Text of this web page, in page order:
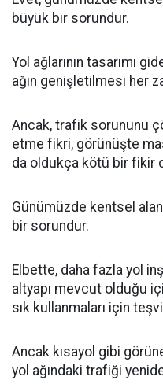
büyük bir sorundur.
Yol ağlarının tasarımı
ağın genişletilmesi her
Ancak, trafik sorununu
etme fikri, görünüşte
da oldukça kötü bir fikir
Günümüzde kentsel
bir sorundur.
Elbette, daha fazla yol
altyapı mevcut olduğu
sık kullanmaları için
Ancak kısayol gibi
yol ağındaki trafiği